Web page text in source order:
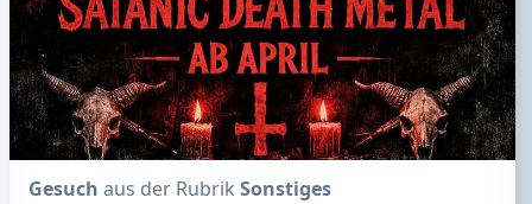
Gesuch aus der Rubrik Sonstiges